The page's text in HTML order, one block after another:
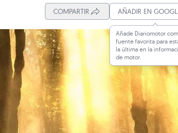
COMPARTIR AÑADIR EN
Añade Diariomotor
fuente favorita para
la última en la
de motor.